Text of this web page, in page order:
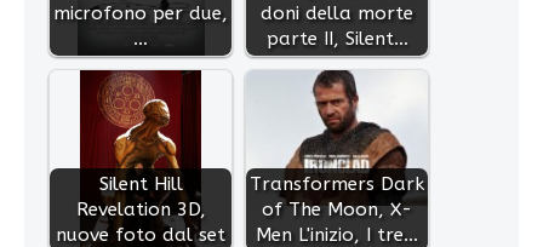
microfono per due,
…
doni della morte
parte II, Silent…
Silent Hill
Revelation 3D,
nuove foto dal set
Transformers Dark
of The Moon, X-
Men L'inizio, I tre…